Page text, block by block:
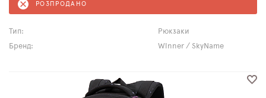
РОЗПРОДАНО
Тип:
Рюкзаки
Бренд:
Winner / SkyName